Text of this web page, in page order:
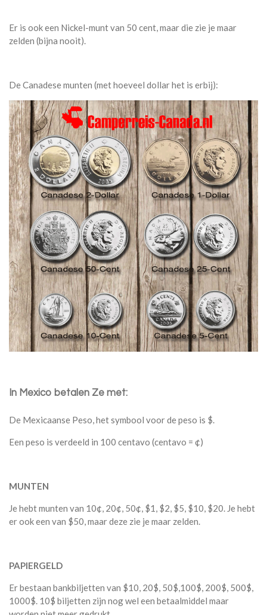
Er is ook een Nickel-munt van 50 cent, maar die zie je maar
zelden (bijna nooit).
De Canadese munten (met hoeveel dollar het is erbij):
In Mexico betalen Ze met:
De Mexicaanse Peso, het symbool voor de peso is $.
Een peso is verdeeld in 100 centavo (centavo = ¢)
MUNTEN
Je hebt munten van 10¢, 20¢, 50¢, $1, $2, $5, $10, $20. Je hebt
er ook een van $50, maar deze zie je maar zelden.
PAPIERGELD
Er bestaan bankbiljetten van $10, 20$, 50$,100$, 200$, 500$,
1000$. 10$ biljetten zijn nog wel een betaalmiddel maar